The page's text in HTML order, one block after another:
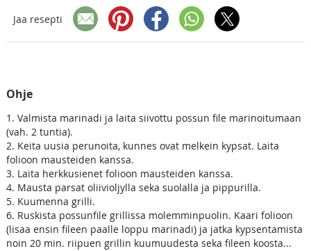
Jaa resepti
Ohje
1. Valmista marinadi ja laita siivottu possun file marinoitumaan
(vah. 2 tuntia).
2. Keita uusia perunoita, kunnes ovat melkein kypsat. Laita
folioon mausteiden kanssa.
3. Laita herkkusienet folioon mausteiden kanssa.
4. Mausta parsat oliivioljylla seka suolalla ja pippurilla.
5. Kuumenna grilli.
6. Ruskista possunfile grillissa molemminpuolin. Kaari folioon
(lisaa ensin fileen paalle loppu marinadi) ja jatka kypsentamista
noin 20 min. riipuen grillin kuumuudesta seka fileen koosta...